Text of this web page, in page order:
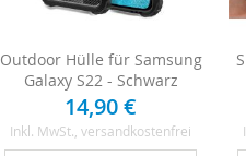
Outdoor Hülle für Samsung
Galaxy S22 - Schwarz
14,90 €
Inkl. MwSt. , versandkostenfrei